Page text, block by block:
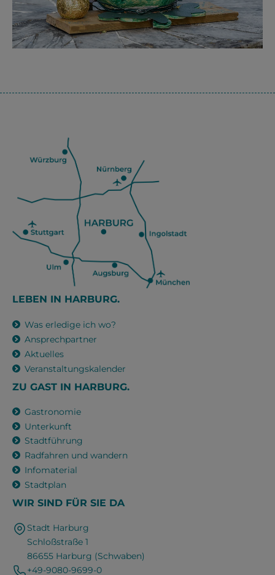
LEBEN IN HARBURG.
Was erledige ich wo?
Ansprechpartner
Aktuelles
Veranstaltungskalender
ZU GAST IN HARBURG.
Gastronomie
Unterkunft
Stadtführung
Radfahren und wandern
Infomaterial
Stadtplan
WIR SIND FÜR SIE DA
Stadt Harburg
Schloßstraße 1
86655 Harburg (Schwaben)
+49-9080-9699-0